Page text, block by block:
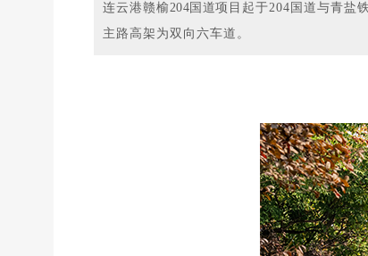
连云港赣榆204国道项 目起于204国道与青盐
主路高架为双向六车道。